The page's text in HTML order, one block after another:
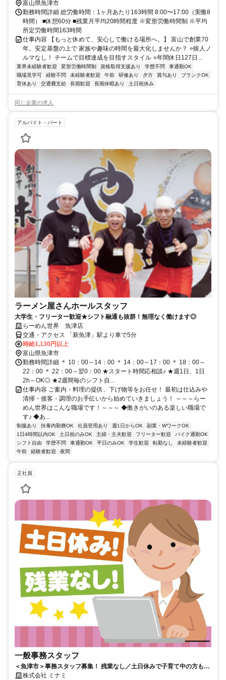
富山県魚津市
勤務時間詳細 総労働時間：1ヶ月あたり163時間 8:00〜17:00（実働8
時間） ■休憩60分 ■残業月平均20時間程度 ※変形労働時間制 ※平均
所定労働時間163時間
仕事内容 【もっと休めて、安心して働ける場所へ。】 富山で創業70
年。安定基盤の上で 家族や趣味の時間を最大化しませんか？ ⭐個人ノ
ルマなし！ チームで目標達成を目指すスタイル ⭐年間休日127日...
業界未経験者歓迎 変形労働時間制 資格取得支援あり 学歴不問
車通勤OK
職場見学可
経験不問 未経験者歓迎 午前 研修あり 夕方 賞与あり
ブランクOK
育休あり
交通費支給 長期歓迎 長期休暇あり 土日祝休み
同じ企業の求人
アルバイト・パート
ラーメン屋さんホールスタッフ
大学生・フリーター歓迎★シフト融通も抜群！無理なく働けます◎
らーめん世界 魚津店
交通・アクセス 「新魚津」駅より車で5分
時給1,130円以上
富山県魚津市
勤務時間詳細 ＊ 10：00～14：00 ＊ 14：00～17：00 ＊ 18：00～
22：00 ＊ 22：00～翌0：00 ★スタート時間応相談♪ ★週1日、1日
2h～OK◎ ★2週間毎のシフト自...
仕事内容 ご案内・料理の提供、下げ物等をお任せ！ 最初は仕込みや
清掃・接客・調理のお手伝いから始めていきましょう！ ～～～らー
めん世界はこんな職場です！～～～ ◆働きがいのある楽しい職場で
す♪ ◆あ...
制服あり 扶養内勤務OK 社員登用あり 週1日からOK
副業・WワークOK
1日4時間以内OK
土日祝のみOK 主婦・主夫歓迎 フリーター歓迎
バイク通勤OK
シフト自由
学歴不問 車通勤OK 平日のみOK 学生歓迎 転勤なし
未経験者歓迎
午前
経験者歓迎 夜間
正社員
一般事務スタッフ
＜魚津市＞事務スタッフ募集！ 残業なし／土日休みで子育て中の方も活
躍！ 事務未経験OK!
株式会社 ミナミ